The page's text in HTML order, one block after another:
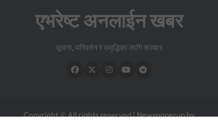
एभरेष्ट अनलाईन खबर
सूचना, परिवर्तन र समृद्धिका लागि सञ्चार
Copyright © All rights reserved|Newspaperupby